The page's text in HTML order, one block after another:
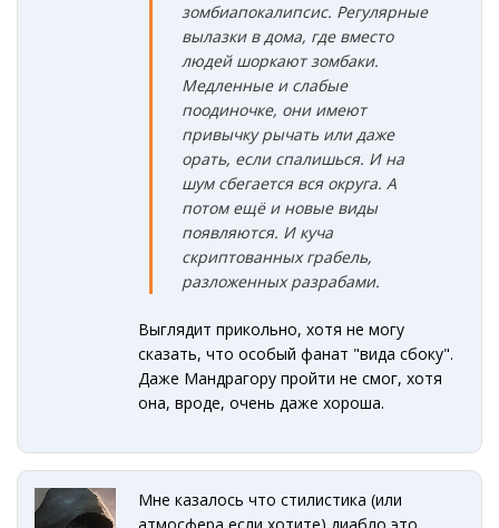
зомбиапокалипсис. Регулярные
вылазки в дома, где вместо
людей шоркают зомбаки.
Медленные и слабые
поодиночке, они имеют
привычку рычать или даже
орать, если спалишься. И на
шум сбегается вся округа. А
потом ещё и новые виды
появляются. И куча
скриптованных грабель,
разложенных разрабами.
Выглядит прикольно, хотя не могу
сказать, что особый фанат "вида сбоку".
Даже Мандрагору пройти не смог, хотя
она, вроде, очень даже хороша.
Мне казалось что стилистика (или